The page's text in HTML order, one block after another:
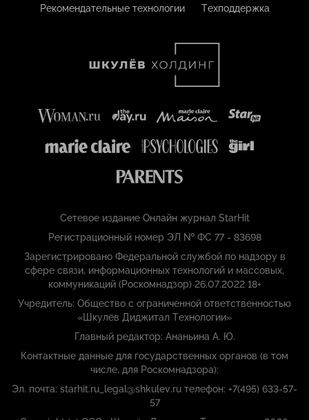
Рекомендательные технологии
Техподдержка
Сетевое издание Онлайн журнал StarHit
Регистрационный номер ЭЛ № ФС 77 - 83698
Зарегистрировано Федеральной службой по надзору в
сфере связи, информационных технологий и массовых,
коммуникаций (Роскомнадзор) 26.07.2022 18+
Учредитель: Общество с ограниченной ответственностью
«Шкулёв Диджитал Технологии»
Главный редактор: Ананьина А. Ю.
Контактные данные для государственных органов (в том
числе, для Роскомнадзора):
Эл. почта: starhit.ru_legal@shkulev.ru телефон: +7(495) 633-57-
57